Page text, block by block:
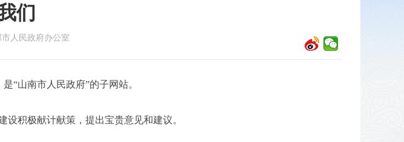
们
人民政府办公室
“山南市人民政府”的子网站。
积极献计献策，提出宝贵意见和建议。